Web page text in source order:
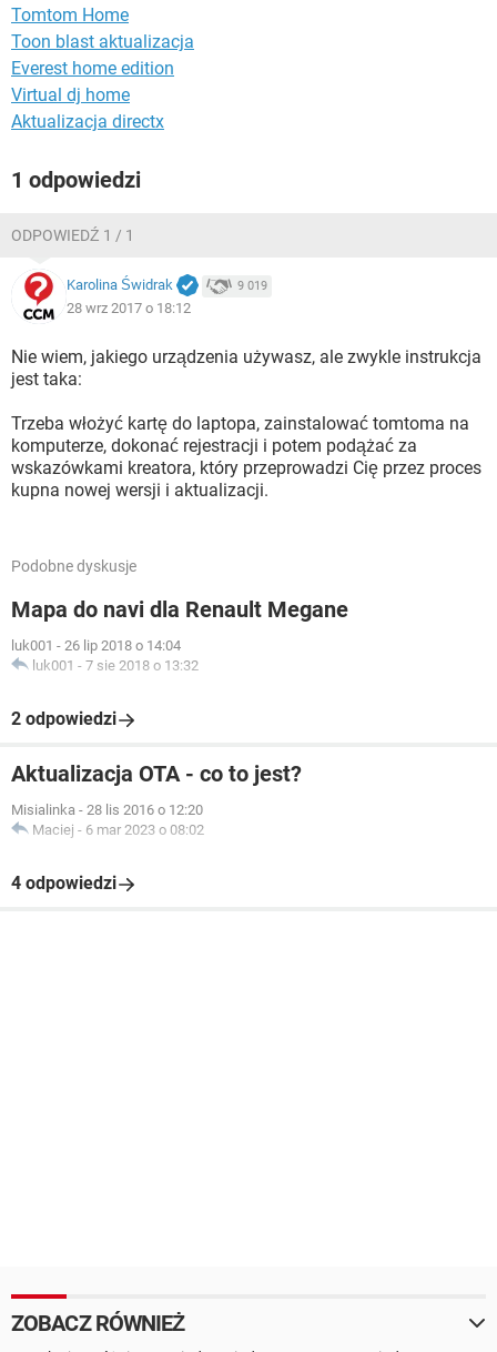
Tomtom Home
Toon blast aktualizacja
Everest home edition
Virtual dj home
Aktualizacja directx
1 odpowiedzi
ODPOWIEDŹ 1 / 1
Karolina Świdrak 9 019
28 wrz 2017 o 18:12
Nie wiem, jakiego urządzenia używasz, ale zwykle instrukcja
jest taka:
Trzeba włożyć kartę do laptopa, zainstalować tomtoma na
komputerze, dokonać rejestracji i potem podążać za
wskazówkami kreatora, który przeprowadzi Cię przez proces
kupna nowej wersji i aktualizacji.
Podobne dyskusje
Mapa do navi dla Renault Megane
luk001 - 26 lip 2018 o 14:04
luk001 - 7 sie 2018 o 13:32
2 odpowiedzi
Aktualizacja OTA - co to jest?
Misialinka - 28 lis 2016 o 12:20
Maciej - 6 mar 2023 o 08:02
4 odpowiedzi
ZOBACZ RÓWNIEŻ